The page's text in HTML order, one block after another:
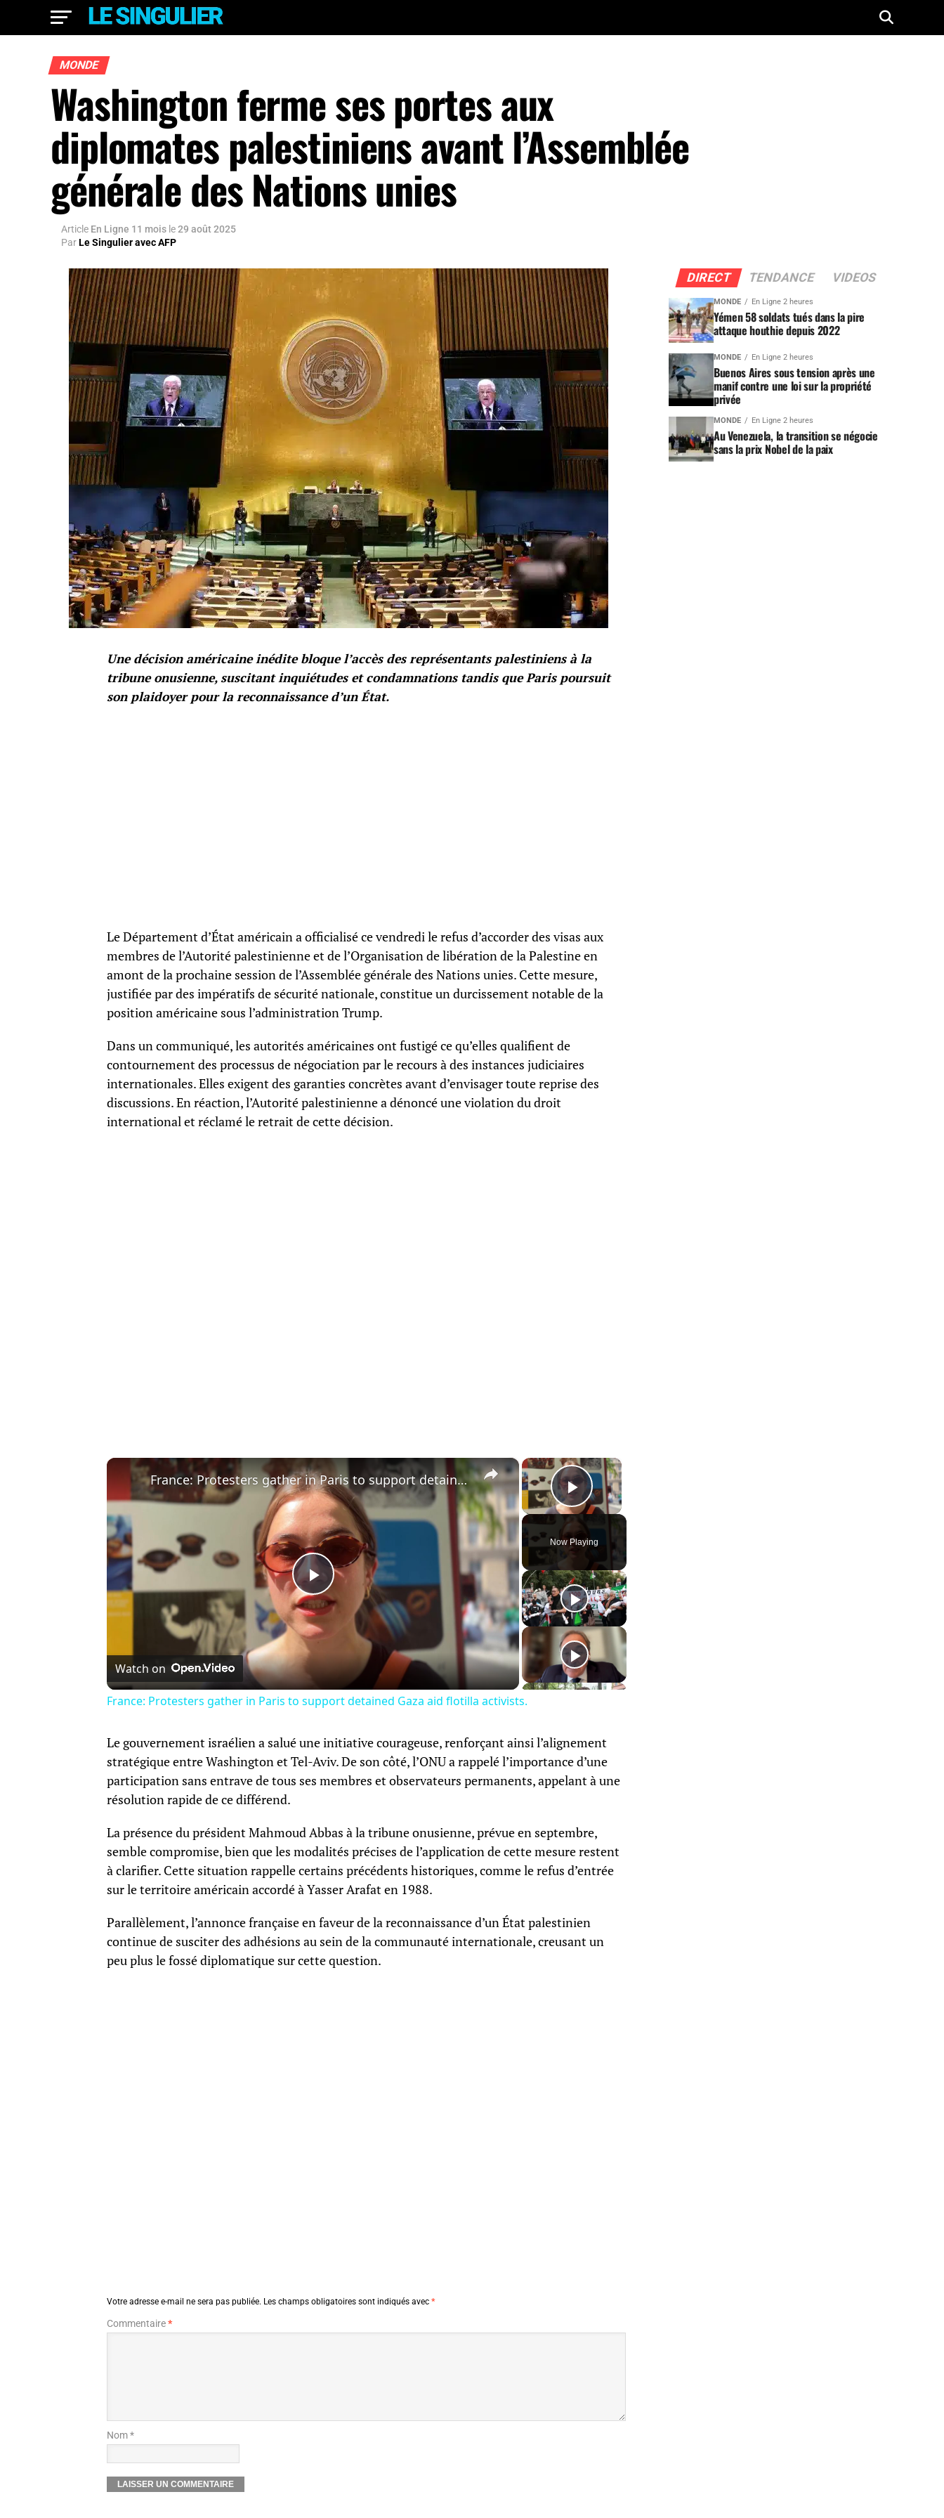
MONDE
Washington ferme ses portes aux
diplomates palestiniens avant l’Assemblée
générale des Nations unies
Article En Ligne 11 mois le29 août 2025
ParLe Singulier avec AFP
Une décision américaine inédite bloque l’accès des représentants palestiniens à la
tribune onusienne, suscitant inquiétudes et condamnations tandis que Paris poursuit
son plaidoyer pour la reconnaissance d’un État.
Le Département d’État américain a officialisé ce vendredi le refus d’accorder des visas aux
membres de l’Autorité palestinienne et de l’Organisation de libération de la Palestine en
amont de la prochaine session de l’Assemblée générale des Nations unies. Cette mesure,
justifiée par des impératifs de sécurité nationale, constitue un durcissement notable de la
position américaine sous l’administration Trump.
Dans un communiqué, les autorités américaines ont fustigé ce qu’elles qualifient de
contournement des processus de négociation par le recours à des instances judiciaires
internationales. Elles exigent des garanties concrètes avant d’envisager toute reprise des
discussions. En réaction, l’Autorité palestinienne a dénoncé une violation du droit
international et réclamé le retrait de cette décision.
×
Play Video
Now Playing
×
Play
Video
France: Protesters gather in Paris to support detained Gaza aid flotilla activists.
Watch on
France: Protesters gather in Paris to support detained Gaza aid flotilla activists.
Le gouvernement israélien a salué une initiative courageuse, renforçant ainsi l’alignement
stratégique entre Washington et Tel-Aviv. De son côté, l’ONU a rappelé l’importance d’une
participation sans entrave de tous ses membres et observateurs permanents, appelant à une
résolution rapide de ce différend.
La présence du président Mahmoud Abbas à la tribune onusienne, prévue en septembre,
semble compromise, bien que les modalités précises de l’application de cette mesure restent
à clarifier. Cette situation rappelle certains précédents historiques, comme le refus d’entrée
sur le territoire américain accordé à Yasser Arafat en 1988.
Parallèlement, l’annonce française en faveur de la reconnaissance d’un État palestinien
continue de susciter des adhésions au sein de la communauté internationale, creusant un
peu plus le fossé diplomatique sur cette question.
Votre adresse e-mail ne sera pas publiée. Les champs obligatoires sont indiqués avec *
Commentaire*
Nom *
DIRECT TENDANCE VIDEOS
MONDE En Ligne 2 heures
Yémen 58 soldats tués dans la pire
attaque houthie depuis 2022
MONDE En Ligne 2 heures
Buenos Aires sous tension après une
manif contre une loi sur la propriété
privée
MONDE En Ligne 2 heures
Au Venezuela, la transition se négocie
sans la prix Nobel de la paix